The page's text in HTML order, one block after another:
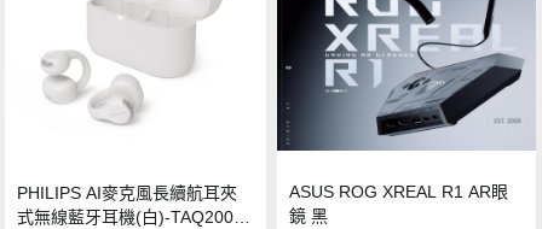
PHILIPS AI麥克風長續航耳夾
式無線藍牙耳機(白)-TAQ2000
ASUS ROG XREAL R1 AR眼
鏡 黑